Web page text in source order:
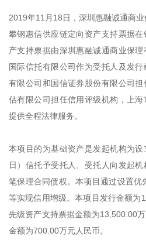
2019年11月18日，深圳惠融诚通商
攀钢惠信供应链定向资产支持票据
产支持票据由深圳惠融诚通商业保
国际信托有限公司作为受托人及发
有限公司和国信证券股份有限公司
估有限公司担任信用评级机构，上
提供全程法律服务。
本项目的为基础资产是发起机构为
日）信托予受托人、受托人向发起
笔保理合同债权。本项目通过设置优
等实现信用增级。本项目发行金额为
先级资产支持票据金额为13,500.00
金额为700.00万元人民币。